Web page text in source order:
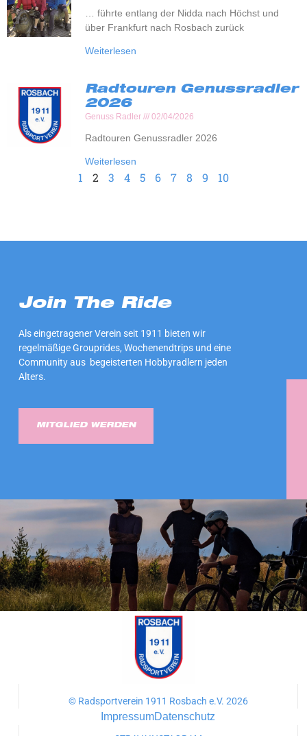
… führte entlang der Nidda nach Höchst und
über Frankfurt nach Rosbach zurück
Weiterlesen
Radtouren Genussradler
2026
Genuss Radler 02/04/2026
Radtouren Genussradler 2026
Weiterlesen
1 2 3 4 5 6 7 8 9 10
Join The Ride
Als eingetragener Verein seit 1911 bieten wir
regelmäßige Grouprides, Wochenendtrips und eine
Community aus begeisterten Hobbyradlern jeden
Alters.
MITGLIED WERDEN
© Radsportverein 1911 Rosbach e.V. 2026
ImpressumDatenschutz